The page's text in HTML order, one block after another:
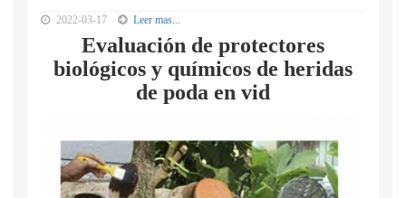
2022-03-17 Leer mas...
Evaluación de protectores
biológicos y químicos de heridas
de poda en vid